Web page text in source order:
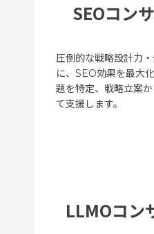
SEOコン
圧倒的な戦略設計力
に、SEO効果を最大
題を特定、戦略立案
て支援します。
LLMOコン